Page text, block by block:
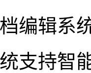
编辑系
支持智